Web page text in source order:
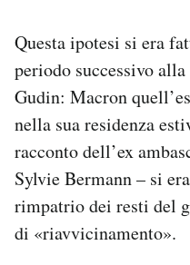
Questa ipotesi si era
periodo successivo
Gudin: Macron
nella sua residenza
racconto dell’ex
Sylvie Bermann – si
rimpatrio dei resti del
di «riavvicinamento».